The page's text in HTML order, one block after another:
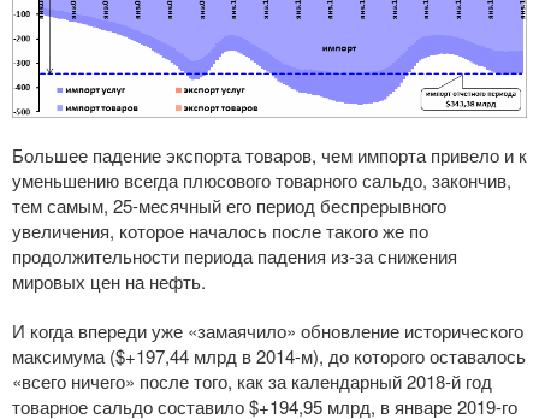
Большее падение экспорта товаров, чем импорта привело и к
уменьшению всегда плюсового товарного сальдо, закончив,
тем самым, 25-месячныйего период беспрерывного
увеличения, которое началось после такого же по
продолжительности периода падения из-заснижения
мировых цен на нефть.
И когда впереди уже «замаячило» обновление исторического
максимума ($+197,44 млрд в2014-м), до которого оставалось
«всего ничего» после того, как за календарный2018-й год
товарное сальдо составило $+194,95 млрд, в январе2019-го